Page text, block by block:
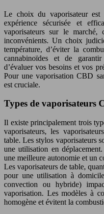
Le choix du vaporisateur est
expérience sécurisée et
vaporisateurs sur le marché,
inconvénients. Un choix
température, d’éviter la
cannabinoïdes et de
d’évaluer vos besoins et vos
Pour une vaporisation CBD
est cruciale.
Types de vaporisateurs
Il existe principalement trois
vaporisateurs, les
table. Les stylos vaporisateurs
une utilisation en
une meilleure autonomie et un
Les vaporisateurs de table,
pour une utilisation à
convection ou hybride)
vaporisation. Les modèles à
homogène et évitent la